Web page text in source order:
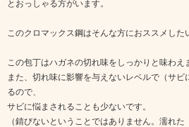
とおっしゃる方がいます。
このクロマックス鋼はそんな方におススメした
この包丁はハガネの切れ味をしっかりと味わえ
また、切れ味に影響を与えないレベルで（サ
るので、
サビに悩まされることも少ないです。
（錆びないということではありません。濡れ